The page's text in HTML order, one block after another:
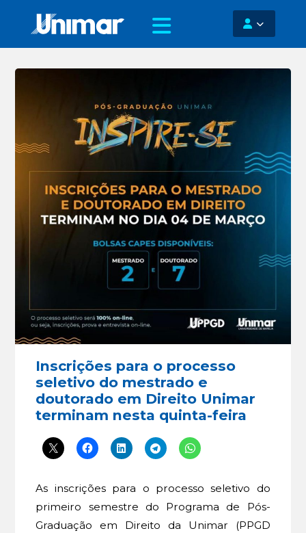
Inscrições para o processo
seletivo do mestrado e
doutorado em Direito Unimar
terminam nesta quinta-feira
As inscrições para o processo seletivo do
primeiro semestre do Programa de Pós-
Graduação em Direito da Unimar (PPGD